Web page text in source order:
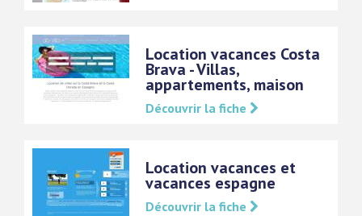
Location vacances Costa
Brava - Villas,
appartements, maison
Découvrir la fiche
Location vacances et
vacances espagne
Découvrir la fiche